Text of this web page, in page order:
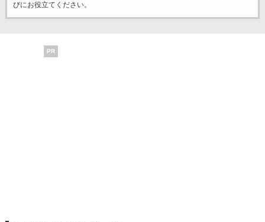
びにお役立てください。
PR